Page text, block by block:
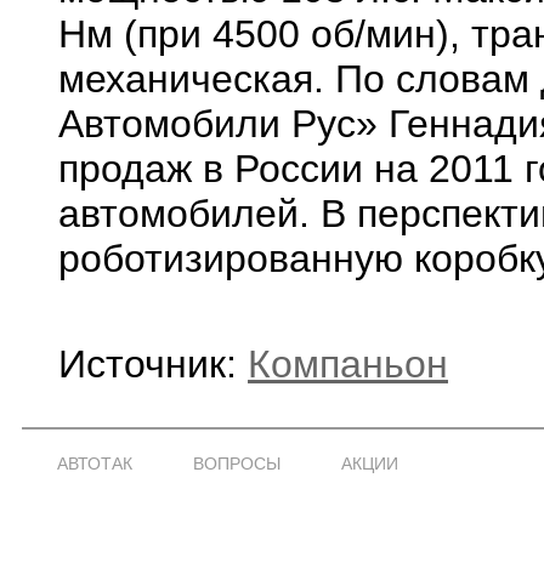
Нм (при 4500 об/мин),
механическая. По
Автомобили Рус»
продаж в России на 2011
автомобилей. В
роботизированную
Источник: Компаньон
АВТОТАК ВОПРОСЫ АКЦИИ